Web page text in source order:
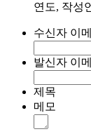
연도, 작성
수신자 이
발신자 이
제목
메모